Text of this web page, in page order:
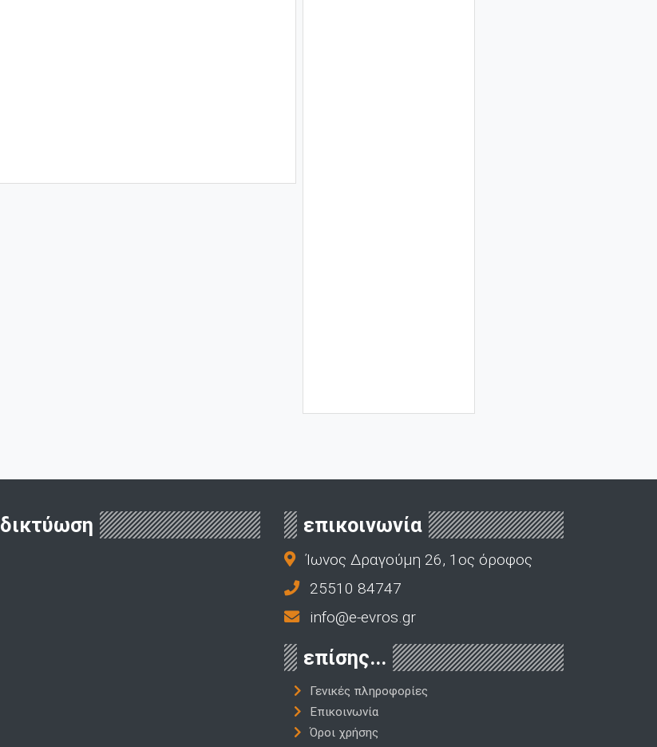
δικτύωση επικοινωνία
Ίωνος Δραγούμη 26, 1ος όροφος
25510 84747
info@e-evros.gr
επίσης...
Γενικές πληροφορίες
Επικοινωνία
Όροι χρήσης